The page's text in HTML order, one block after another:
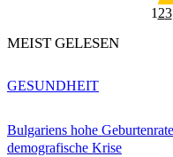
1 23
MEIST GELESEN
Bulgariens hohe
demografische Krise
GESUNDHEIT